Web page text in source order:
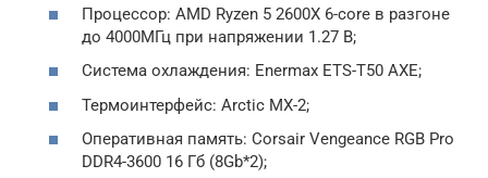
Процессор: AMD Ryzen 5 2600X 6-core в разгоне
до 4000МГц при напряжении 1.27 В;
Система охлаждения: Enermax ETS-T50 AXE;
Термоинтерфейс: Arctic MX-2;
Оперативная память: Corsair Vengeance RGB Pro
DDR4-3600 16 Гб (8Gb*2);